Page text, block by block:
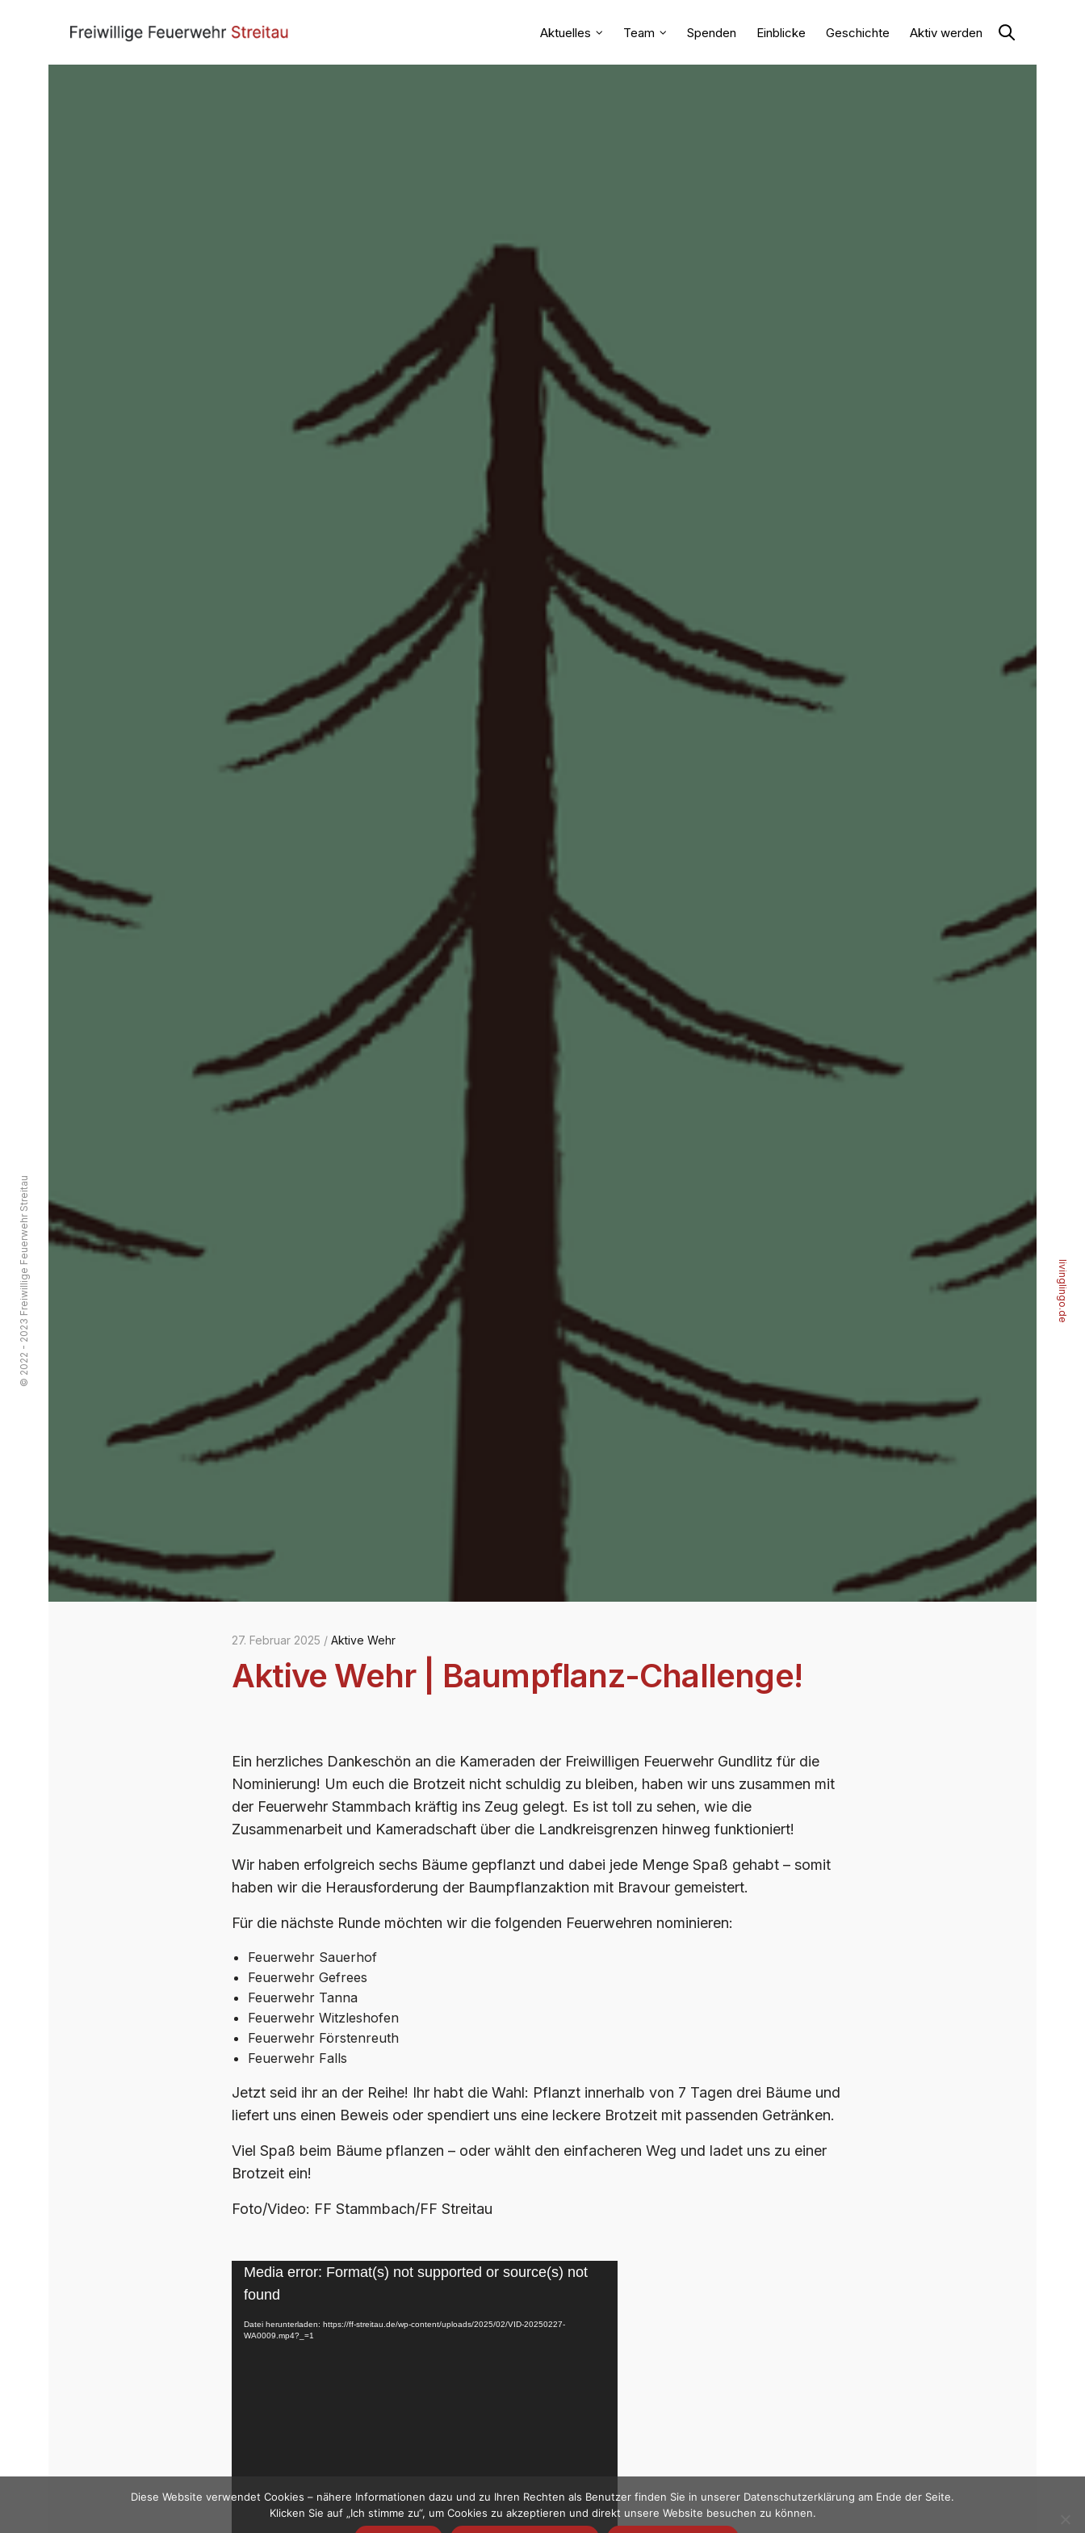
Aktuelles Team Spenden Einblicke Geschichte Aktiv werden
© 2022 - 2023 Freiwillige Feuerwehr Streitau livinglingo.de
27. Februar 2025 / Aktive Wehr
Aktive Wehr | Baumpflanz-Challenge!
Ein herzliches Dankeschön an die Kameraden der Freiwilligen Feuerwehr Gundlitz für die
Nominierung! Um euch die Brotzeit nicht schuldig zu bleiben, haben wir uns zusammen mit
der Feuerwehr Stammbach kräftig ins Zeug gelegt. Es ist toll zu sehen, wie die
Zusammenarbeit und Kameradschaft über die Landkreisgrenzen hinweg funktioniert!
Wir haben erfolgreich sechs Bäume gepflanzt und dabei jede Menge Spaß gehabt – somit
haben wir die Herausforderung der Baumpflanzaktion mit Bravour gemeistert.
Für die nächste Runde möchten wir die folgenden Feuerwehren nominieren:
Feuerwehr Sauerhof
Feuerwehr Gefrees
Feuerwehr Tanna
Feuerwehr Witzleshofen
Feuerwehr Förstenreuth
Feuerwehr Falls
Jetzt seid ihr an der Reihe! Ihr habt die Wahl: Pflanzt innerhalb von 7 Tagen drei Bäume und
liefert uns einen Beweis oder spendiert uns eine leckere Brotzeit mit passenden Getränken.
Viel Spaß beim Bäume pflanzen – oder wählt den einfacheren Weg und ladet uns zu einer
Brotzeit ein!
Foto/Video: FF Stammbach/FF Streitau
Video-
Player
Media error: Format(s) not supported or source(s) not
found
Datei herunterladen: https://ff-streitau.de/wp-content/uploads/2025/02/VID-20250227-
WA0009.mp4?_=1
Diese Website verwendet Cookies – nähere Informationen dazu und zu Ihren Rechten als Benutzer finden Sie in unserer Datenschutzerklärung am Ende der Seite.
Klicken Sie auf „Ich stimme zu“, um Cookies zu akzeptieren und direkt unsere Website besuchen zu können.